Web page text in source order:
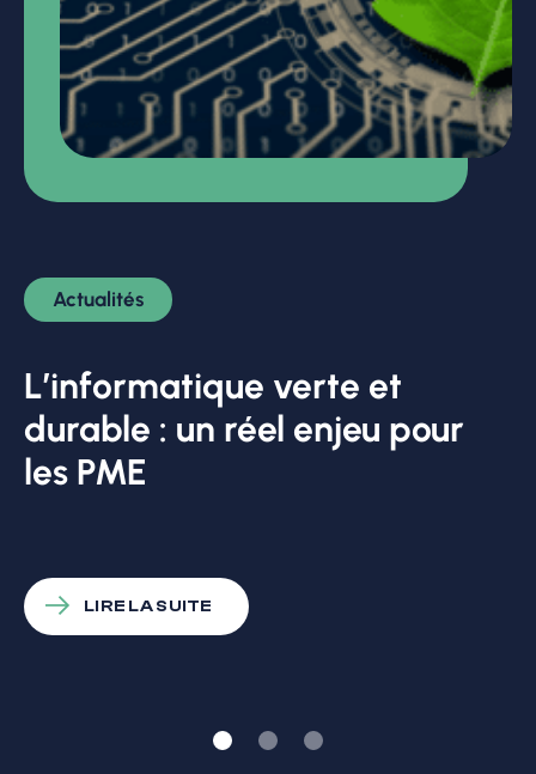
Actualités
L’informatique verte et
durable : un réel enjeu pour
les PME
LIRE LA SUITE